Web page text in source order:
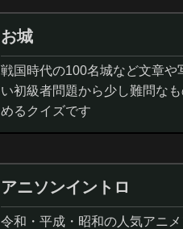
お城
戦国時代の100名城など文章や
い初級者問題から少し難問な
めるクイズです
アニソンイントロ
令和・平成・昭和の人気アニ